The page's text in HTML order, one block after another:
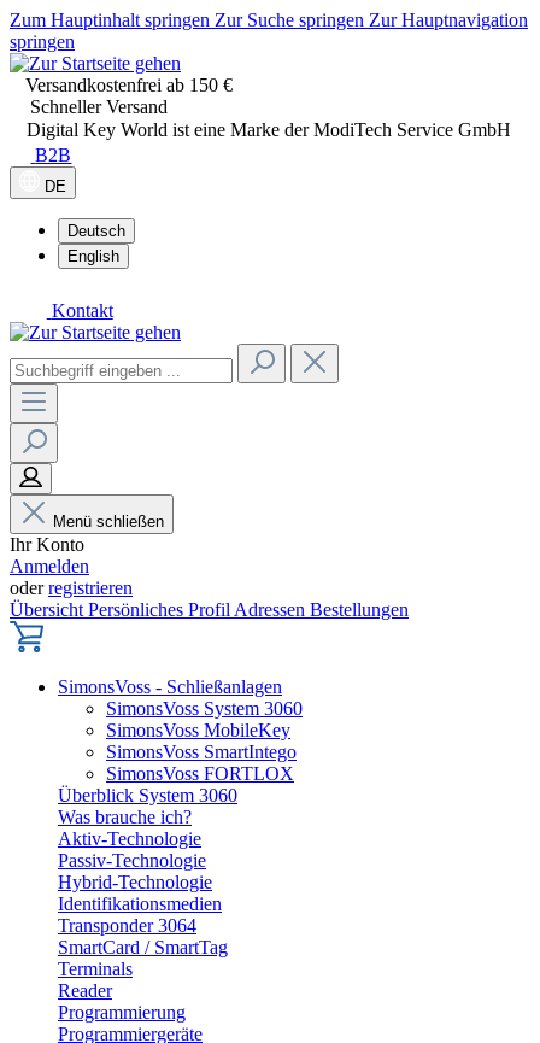
Zum Hauptinhalt springen Zur Suche springen Zur Hauptnavigation
springen
Versandkostenfrei ab 150 €
Schneller Versand
Digital Key World ist eine Marke der ModiTech Service GmbH
B2B
DE
Deutsch
English
Kontakt
Menü schließen
Ihr Konto
Anmelden
oderregistrieren
Übersicht Persönliches Profil Adressen Bestellungen
SimonsVoss - Schließanlagen
SimonsVoss System 3060
SimonsVoss MobileKey
SimonsVoss SmartIntego
SimonsVoss FORTLOX
Überblick System 3060
Was brauche ich?
Aktiv-Technologie
Passiv-Technologie
Hybrid-Technologie
Identifikationsmedien
Transponder 3064
SmartCard / SmartTag
Terminals
Reader
Programmierung
Programmiergeräte